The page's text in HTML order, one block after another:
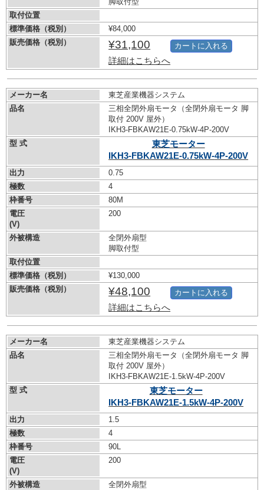
取付位置
標準価格（税別）
¥84,000
販売価格（税別）
¥31,100
詳細はこちらへ
カートに入れる
メーカー名
東芝産業機器システム
品名
三相全閉外扇モータ（全閉外扇モータ 脚
取付 200V 屋外）
IKH3-FBKAW21E-0.75kW-4P-200V
型 式
東芝モーター
IKH3-FBKAW21E-0.75kW-4P-200V
出力
0.75
極数
4
枠番号
80M
電圧
(V)
200
外被構造
全閉外扇型
脚取付型
取付位置
標準価格（税別）
¥130,000
販売価格（税別）
¥48,100
詳細はこちらへ
カートに入れる
メーカー名
東芝産業機器システム
品名
三相全閉外扇モータ（全閉外扇モータ 脚
取付 200V 屋外）
IKH3-FBKAW21E-1.5kW-4P-200V
型 式
東芝モーター
IKH3-FBKAW21E-1.5kW-4P-200V
出力
1.5
極数
4
枠番号
90L
電圧
(V)
200
外被構造
全閉外扇型